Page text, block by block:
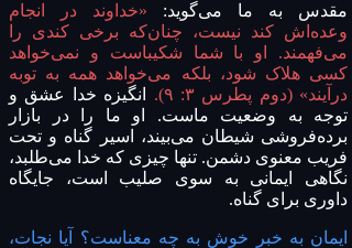
مقدس به ما می‌گوید: «خداوند در انجام
وعده‌اش کند نیست، چنان‌که برخی کندی را
می‌فهمند. او با شما شکیباست و نمی‌خواهد
کسی هلاک شود، بلکه می‌خواهد همه به توبه
درآیند» (دوم پطرس ۳: ۹).
انگیزه خدا عشق و
توجه به وضعیت ماست. او ما را در بازار
برده‌فروشی شیطان می‌بیند، اسیر گناه و تحت
فریب معنوی دشمن. تنها چیزی که خدا می‌طلبد،
نگاهی ایمانی به سوی صلیب است، جایگاه
داوری برای گناه.
ایمان به خبر خوش به چه معناست؟ آیا نجات،